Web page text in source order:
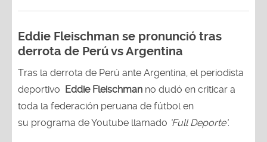
Eddie Fleischman se pronunció tras
derrota de Perú vs Argentina
Tras la derrota de Perú ante Argentina, el periodista
deportivo Eddie Fleischman no dudó en criticar a
toda la federación peruana de fútbol en
su programa de Youtube llamado ‘Full Deporte’.